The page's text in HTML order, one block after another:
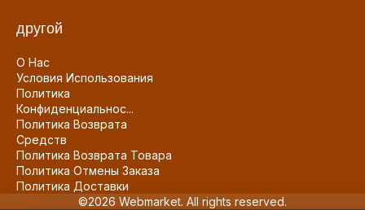
другой
О Нас
Условия Использования
Политика
Конфиденциальнос...
Политика Возврата
Средств
Политика Возврата Товара
Политика Отмены Заказа
Политика Доставки
©2026 Webmarket. All rights reserved.